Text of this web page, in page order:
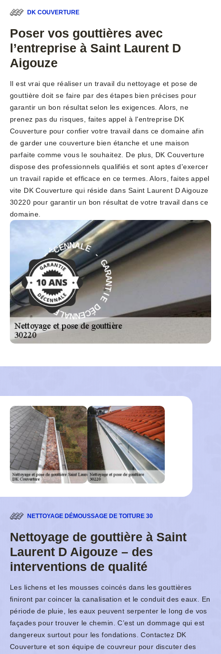
DK COUVERTURE
Poser vos gouttières avec
l’entreprise à Saint Laurent D
Aigouze
Il est vrai que réaliser un travail du nettoyage et pose de
gouttière doit se faire par des étapes bien précises pour
garantir un bon résultat selon les exigences. Alors, ne
prenez pas du risques, faites appel à l'entreprise DK
Couverture pour confier votre travail dans ce domaine afin
de garder une couverture bien étanche et une maison
parfaite comme vous le souhaitez. De plus, DK Couverture
dispose des professionnels qualifiés et sont aptes d'exercer
un travail rapide et efficace en ce termes. Alors, faites appel
vite DK Couverture qui réside dans Saint Laurent D Aigouze
30220 pour garantir un bon résultat de votre travail dans ce
domaine.
G
A
R
A
N
T
I
E
D
É
C
E
NNALE - GAR
A
N
T
I
E
D
É
C
E
N
N
A
L
E
-
NETTOYAGE DÉMOUSSAGE DE TOITURE 30
Nettoyage de gouttière à Saint
Laurent D Aigouze – des
interventions de qualité
Les lichens et les mousses coincés dans les gouttières
finiront par coincer la canalisation et le conduit des eaux. En
période de pluie, les eaux peuvent serpenter le long de vos
façades pour trouver le chemin. C’est un dommage qui est
dangereux surtout pour les fondations. Contactez DK
Couverture et son équipe de couvreur pour discuter des